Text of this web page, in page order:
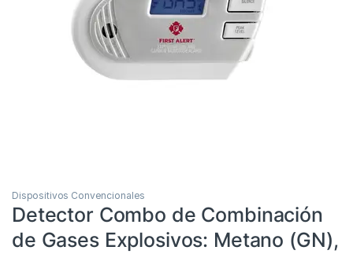
Dispositivos Convencionales
Detector Combo de Combinación
de Gases Explosivos: Metano (GN),